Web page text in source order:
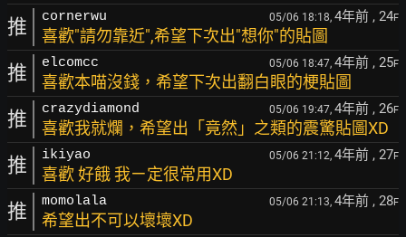
推 cornerwu 05/06 18:18, 4年前 , 24F
喜歡"請勿靠近",希望下次出"想你"的貼圖
推 elcomcc 05/06 18:47, 4年前 , 25F
喜歡本喵沒錢，希望下次出翻白眼的梗貼圖
推 crazydiamond 05/06 19:47, 4年前 , 26F
喜歡我就爛，希望出「竟然」之類的震驚貼圖XD
推 ikiyao 05/06 21:12, 4年前 , 27F
喜歡 好餓 我ㄧ定很常用XD
推 momolala 05/06 21:13, 4年前 , 28F
希望出不可以壞壞XD